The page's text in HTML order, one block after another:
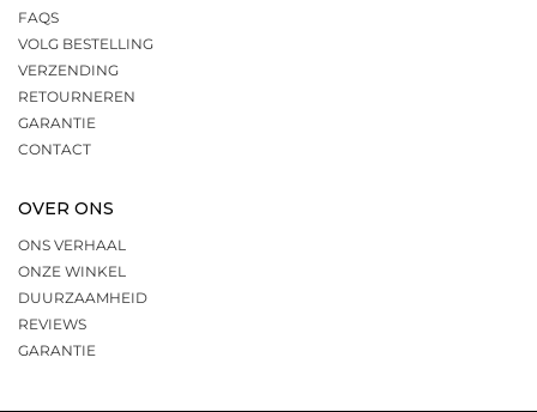
FAQS
VOLG BESTELLING
VERZENDING
RETOURNEREN
GARANTIE
CONTACT
OVER ONS
ONS VERHAAL
ONZE WINKEL
DUURZAAMHEID
REVIEWS
GARANTIE